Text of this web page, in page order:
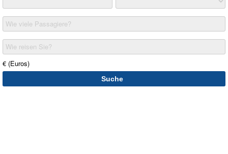
Wie viele Passagiere?
Wie reisen Sie?
€ (Euros)
Suche